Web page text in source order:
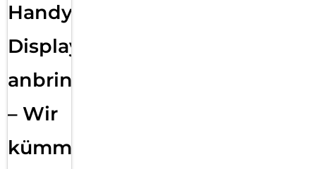
Handy
Displayfolie
anbringen
– Wir
kümmern